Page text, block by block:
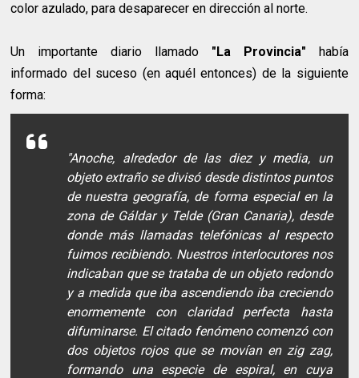
color azulado, para desaparecer en dirección al norte.
Un importante diario llamado "La Provincia" había
informado del suceso (en aquél entonces) de la siguiente
forma:
"Anoche, alrededor de las diez y media, un
objeto extraño se divisó desde distintos puntos
de nuestra geografía, de forma especial en la
zona de Gáldar y Telde (Gran Canaria), desde
donde más llamadas telefónicas al respecto
fuimos recibiendo. Nuestros interlocutores nos
indicaban que se trataba de un objeto redondo
y a medida que iba ascendiendo iba creciendo
enormemente con claridad perfecta hasta
difuminarse. El citado fenómeno comenzó con
dos objetos rojos que se movían en zig zag,
formando una especie de espiral, en cuya